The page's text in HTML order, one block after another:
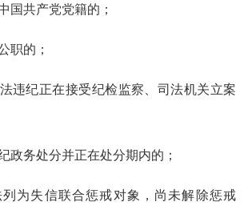
国共产党党籍的；
职的；
法违纪正在接受纪检监察、司法机关立案
政务处分并正在处分期内的；
列为失信联合惩戒对象，尚未解除惩戒